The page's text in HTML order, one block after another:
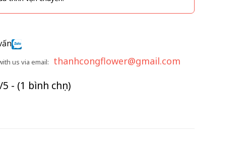
us via email: thanhcongflower@gmail.com
- (1 bình chọn)